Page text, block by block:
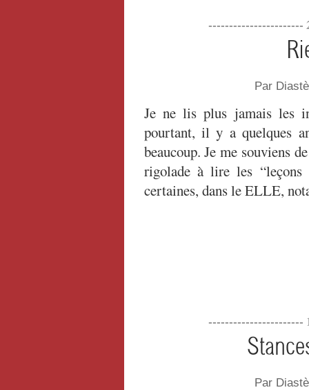
-----------------------
Par
Je ne lis plus jamais les
pourtant, il y a quelques
beaucoup. Je me souviens
rigolade à lire les
certaines, dans le ELLE,
-----------------------
Par